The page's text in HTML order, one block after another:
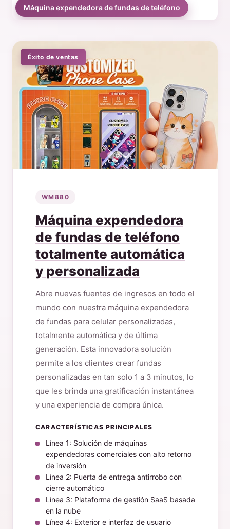
Máquina expendedora de fundas de teléfono
Éxito de ventas
WM880
Máquina expendedora
de fundas de teléfono
totalmente automática
y personalizada
Abre nuevas fuentes de ingresos en todo el
mundo con nuestra máquina expendedora
de fundas para celular personalizadas,
totalmente automática y de última
generación. Esta innovadora solución
permite a los clientes crear fundas
personalizadas en tan solo 1 a 3 minutos, lo
que les brinda una gratificación instantánea
y una experiencia de compra única.
CARACTERÍSTICAS PRINCIPALES
Línea 1: Solución de máquinas
expendedoras comerciales con alto retorno
de inversión
Línea 2: Puerta de entrega antirrobo con
cierre automático
Línea 3: Plataforma de gestión SaaS basada
en la nube
Línea 4: Exterior e interfaz de usuario